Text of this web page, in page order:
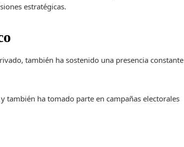
estratégicas.
también ha sostenido una presencia constante
también ha tomado parte en campañas electorales